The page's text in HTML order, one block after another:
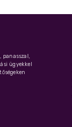
panasszal,
ügyekkel